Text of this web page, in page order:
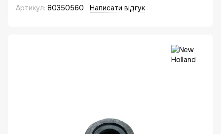
Артикул: 80350560 Написати відгук